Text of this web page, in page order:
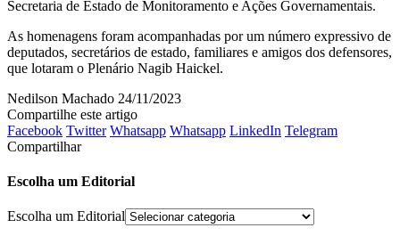
Secretaria de Estado de Monitoramento e Ações Governamentais.
As homenagens foram acompanhadas por um número expressivo de
deputados, secretários de estado, familiares e amigos dos defensores,
que lotaram o Plenário Nagib Haickel.
Nedilson Machado 24/11/2023
Compartilhe este artigo
Facebook Twitter Whatsapp Whatsapp LinkedIn Telegram
Compartilhar
Escolha um Editorial
Escolha um Editorial